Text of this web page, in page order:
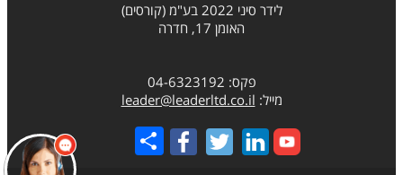
לידר סיני 2022 בע"מ (קורסים)
האומן 17, חדרה
פקס: 04-6323192
מייל: leader@leaderltd.co.il
Share